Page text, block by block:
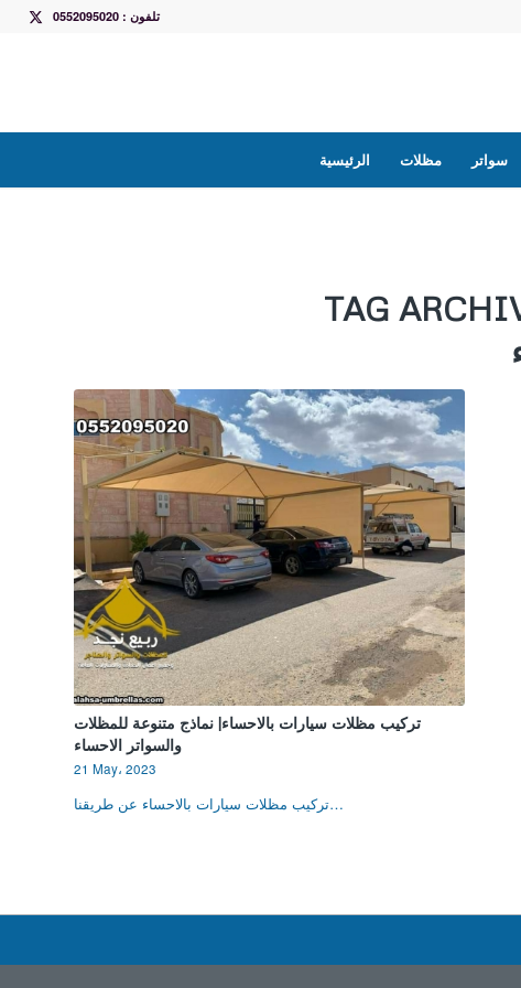
تلفون : 0552095020
الرئيسية مظلات سواتر
TAG
تركيب مظلات سيارات بالاحساء| نماذج متنوعة للمظلات
والسواتر الاحساء
21 May، 2023
تركيب مظلات سيارات بالاحساء عن طريقنا…